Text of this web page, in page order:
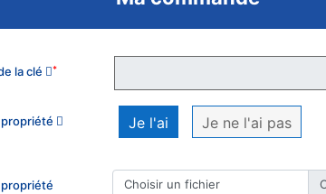
la clé *
Je l'ai Je ne l'ai pas
Choisir un fichier